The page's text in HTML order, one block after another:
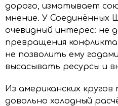
дорого, изматывает
мнение. У Соединённых
очевидный интерес: не
превращения
не позволить ему
высасывать ресурсы и
Из американских кругов
довольно холодный